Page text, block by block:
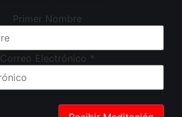
Primer Nombre
Correo Electrónico *